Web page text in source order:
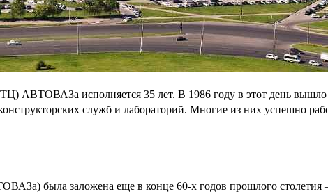
АВТОВАЗа исполняется 35 лет. В 1986 году в этот день
конструкторских служб и лабораторий. Многие из них успешно
была заложена еще в конце 60-х годов прошлого столетия —